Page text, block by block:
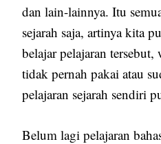
dan lain-lainnya. Itu
sejarah saja, artinya kita
belajar pelajaran
tidak pernah pakai atau
pelajaran sejarah sendiri
Belum lagi pelajaran